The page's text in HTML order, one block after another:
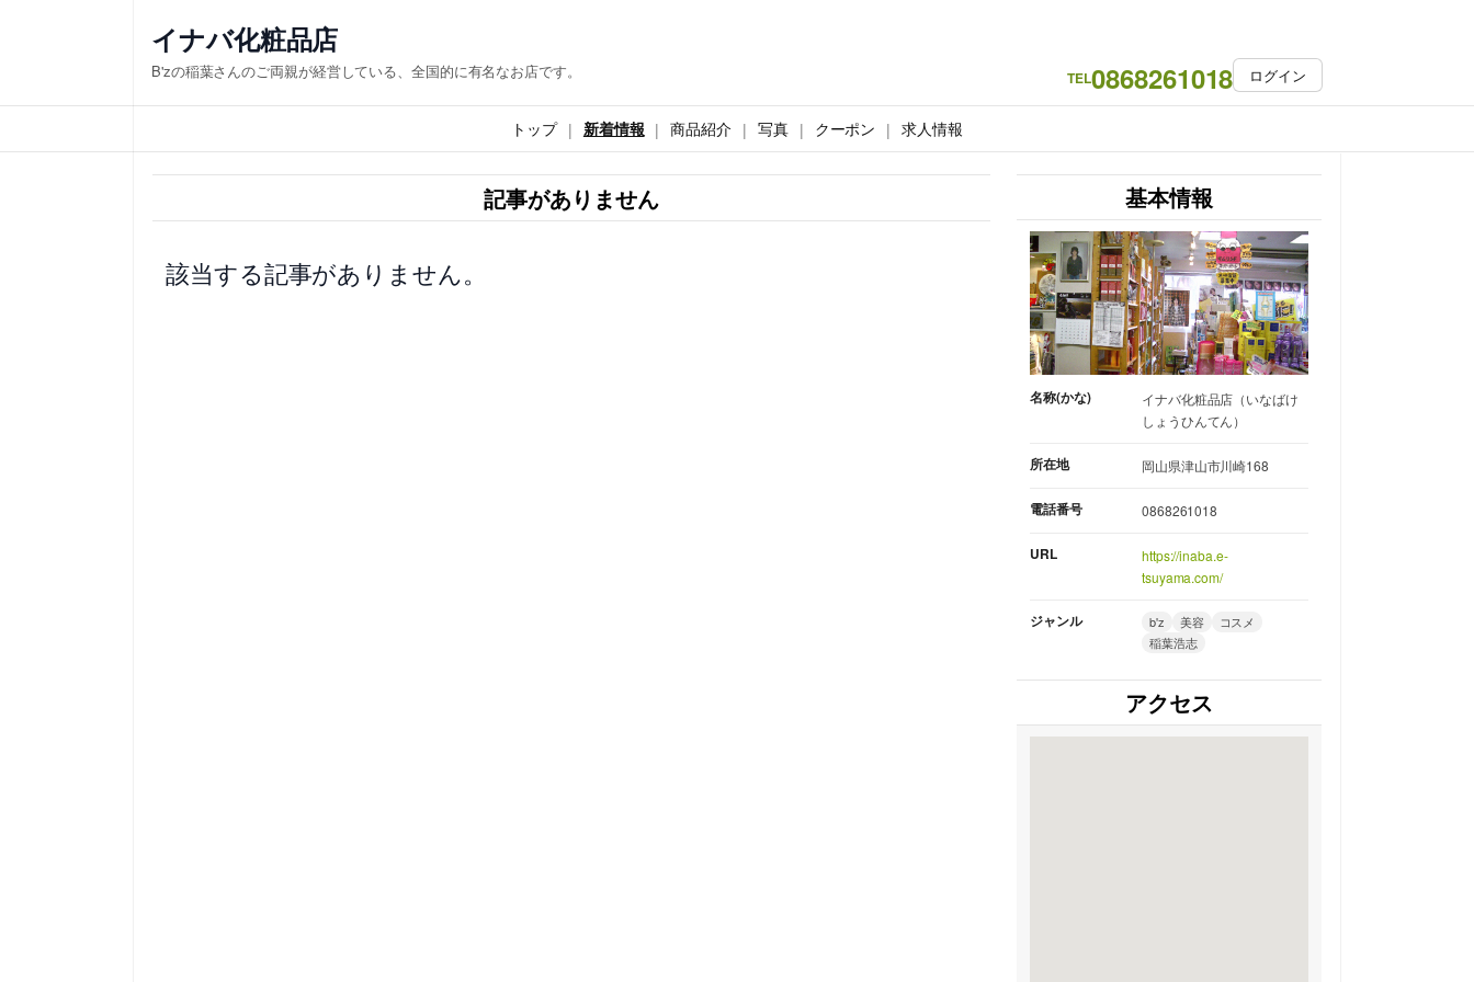
ス
キ
イナバ化粧品店
B'zの稲葉さんのご両親が経営している、全国的に有名なお店です。 TEL0868261018 ログイン
トップ 新着情報 商品紹介 写真 クーポン 求人情報
記事がありません
該当する記事がありません。
基本情報
名称(かな)
イナバ化粧品店（いなばけ
しょうひんてん）
所在地 岡山県津山市川崎168
電話番号 0868261018
URL
https://inaba.e-
tsuyama.com/
ジャンル b'z 美容
コスメ
稲葉浩志
アクセス